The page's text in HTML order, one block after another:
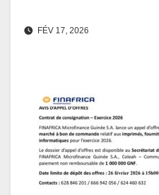
FÉV 17, 2026